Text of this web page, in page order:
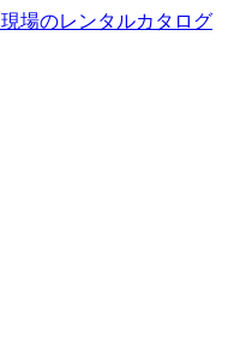
現場のレンタルカタログ